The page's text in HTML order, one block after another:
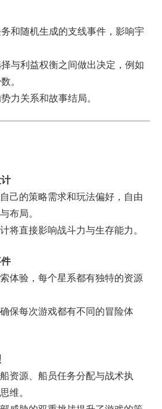
和随机生成的支线事件，影响宇
与利益权衡之间做出决定，例如
。
力关系和故事结局。
己的策略需求和玩法偏好，自由
布局。
将直接影响战斗力与生存能力。
体验，每个星系都有独特的资源
保每次游戏都有不同的冒险体
资源、船员任务分配与战术执
维。